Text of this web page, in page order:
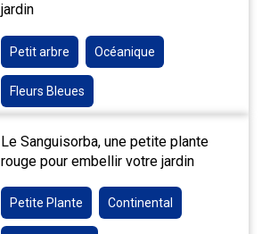
jardin
Petit arbre Océanique
Fleurs Bleues
Le Sanguisorba, une petite plante
rouge pour embellir votre jardin
Petite Plante Continental